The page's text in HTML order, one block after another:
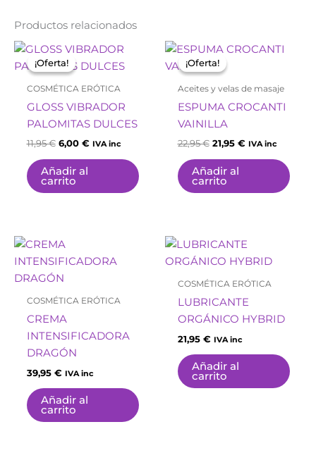
Productos relacionados
¡Oferta!
¡Oferta!
COSMÉTICA ERÓTICA
GLOSS VIBRADOR
PALOMITAS DULCES
11,95€
El
precio
original
11,95 €.
6,00 €
El
actual
es:
6,00 €.
IVA inc
Añadir al
carrito
¡Oferta!
¡Oferta!
Aceites y velas de masaje
ESPUMA CROCANTI
VAINILLA
22,95€
El
precio
original
22,95 €.
21,95 €
El
21,95 €.
IVA inc
Añadir al
carrito
COSMÉTICA ERÓTICA
CREMA
INTENSIFICADORA
DRAGÓN
39,95 € IVA inc
Añadir al
carrito
COSMÉTICA ERÓTICA
LUBRICANTE
ORGÁNICO HYBRID
21,95 € IVA inc
Añadir al
carrito